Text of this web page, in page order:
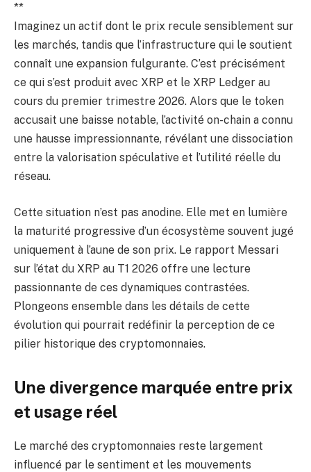
**
Imaginez un actif dont le prix recule sensiblement sur
les marchés, tandis que l’infrastructure qui le soutient
connaît une expansion fulgurante. C’est précisément
ce qui s’est produit avec XRP et le XRP Ledger au
cours du premier trimestre 2026. Alors que le token
accusait une baisse notable, l’activité on-chain a connu
une hausse impressionnante, révélant une dissociation
entre la valorisation spéculative et l’utilité réelle du
réseau.
Cette situation n’est pas anodine. Elle met en lumière
la maturité progressive d’un écosystème souvent jugé
uniquement à l’aune de son prix. Le rapport Messari
sur l’état du XRP au T1 2026 offre une lecture
passionnante de ces dynamiques contrastées.
Plongeons ensemble dans les détails de cette
évolution qui pourrait redéfinir la perception de ce
pilier historique des cryptomonnaies.
Une divergence marquée entre prix
et usage réel
Le marché des cryptomonnaies reste largement
influencé par le sentiment et les mouvements